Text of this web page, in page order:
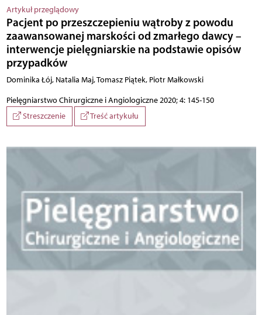
Artykuł przeglądowy
Pacjent po przeszczepieniu wątroby z powodu
zaawansowanej marskości od zmarłego dawcy –
interwencje pielęgniarskie na podstawie opisów
przypadków
Dominika Łój, Natalia Maj, Tomasz Piątek, Piotr Małkowski
Pielęgniarstwo Chirurgiczne i Angiologiczne 2020; 4: 145-150
Streszczenie
Treść artykułu